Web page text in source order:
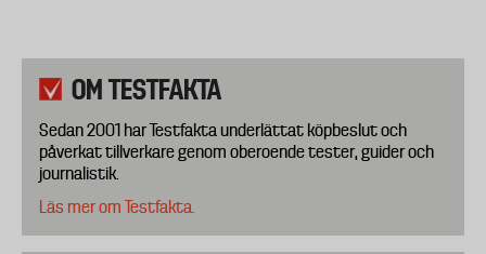
OM TESTFAKTA
Sedan 2001 har Testfakta underlättat köpbeslut och
påverkat tillverkare genom oberoende tester, guider och
journalistik.
Läs mer om Testfakta.